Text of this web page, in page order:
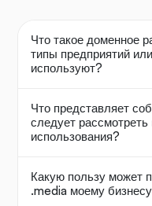
Что такое доменное
типы предприятий
используют?
Что представляет
следует рассмотреть
использования?
Какую пользу может
.media моему